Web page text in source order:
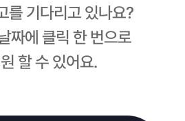
를 기다리고 있나요?
짜에 클릭 한 번으로
할 수 있어요.